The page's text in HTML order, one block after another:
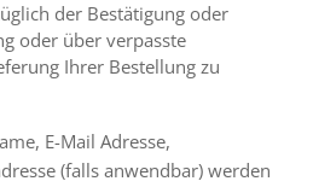
der Bestätigung oder
oder über verpasste
Ihrer Bestellung zu
E-Mail Adresse,
(falls anwendbar) werden